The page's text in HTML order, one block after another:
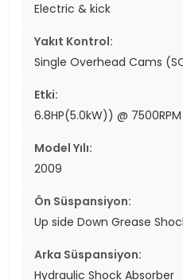
Electric & kick
Yakıt Kontrol:
Single Overhead Cams
Etki:
6.8HP(5.0kW)) @ 7500RPM
Model Yılı:
2009
Ön Süspansiyon:
Up side Down Grease
Arka Süspansiyon:
Hydraulic Shock Absorber